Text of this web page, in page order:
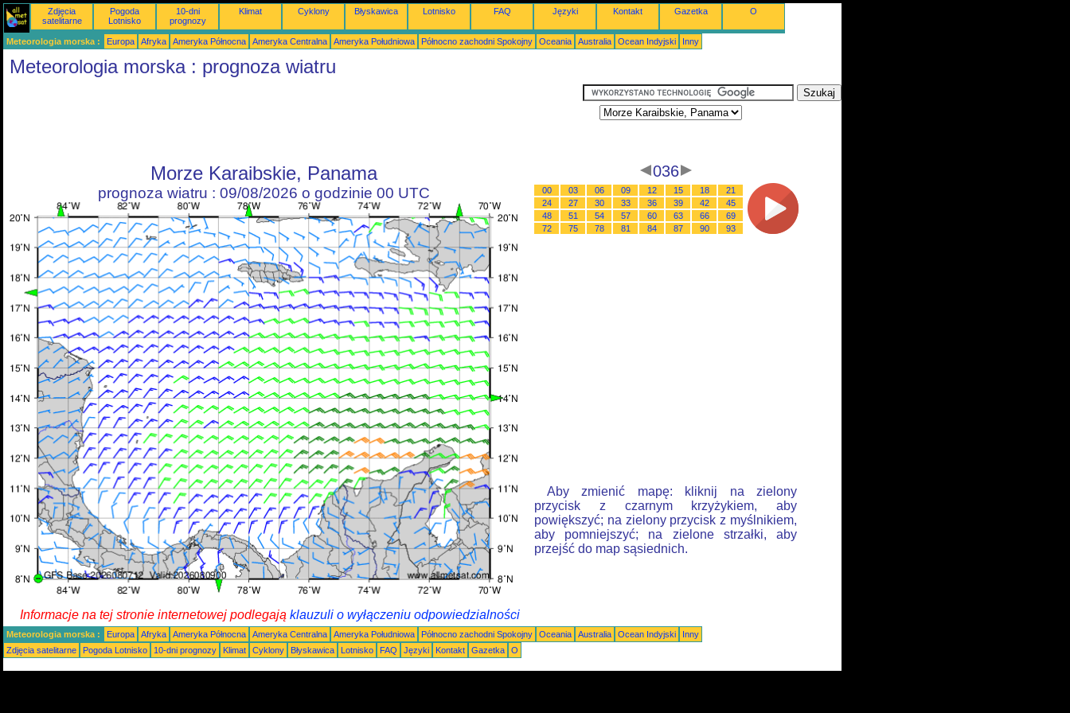
Zdjęcia
satelitarne
Pogoda
Lotnisko
10-dni
prognozy
Klimat Cyklony Błyskawica Lotnisko FAQ Języki Kontakt Gazetka O
Meteorologia morska : Europa Afryka Ameryka Północna Ameryka Centralna Ameryka Południowa Północno zachodni Spokojny Oceania Australia Ocean Indyjski Inny
Meteorologia morska : prognoza wiatru
Morze Karaibskie, Panama
prognoza wiatru : 09/08/2026 o godzinie 00 UTC
036
00 03 06 09 12 15 18
21
24
27 30 33 36 39 42
45
48
51 54 57 60 63 66
69
72
75 78 81 84 87 90 93
Aby zmienić mapę: kliknij na zielony
przycisk z czarnym krzyżykiem, aby
powiększyć; na zielony przycisk z myślnikiem,
aby pomniejszyć; na zielone strzałki, aby
przejść do map sąsiednich.
Informacje na tej stronie internetowej podlegają klauzuli o wyłączeniu odpowiedzialności
Meteorologia morska : Europa Afryka Ameryka Północna Ameryka Centralna Ameryka Południowa Północno zachodni Spokojny Oceania Australia Ocean Indyjski
Inny
Zdjęcia satelitarne
Pogoda Lotnisko 10-dni prognozy Klimat Cyklony Błyskawica Lotnisko FAQ Języki Kontakt Gazetka O